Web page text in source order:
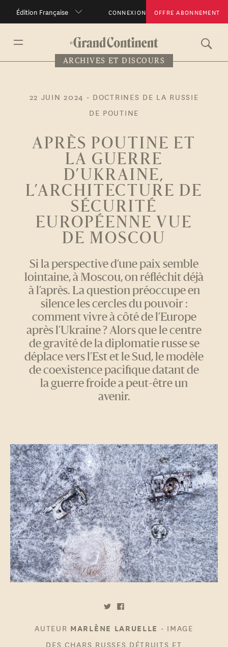
Édition Française CONNEXION OFFRE ABONNEMENT
ARCHIVES ET DISCOURS
22 JUIN 2024 • DOCTRINES DE LA RUSSIE
DE POUTINE
APRÈS POUTINE ET
LA GUERRE
D’UKRAINE,
L’ARCHITECTURE DE
SÉCURITÉ
EUROPÉENNE VUE
DE MOSCOU
Si la perspective d’une paix semble
lointaine, à Moscou, on réfléchit déjà
à l’après. La question préoccupe en
silence les cercles du pouvoir :
comment vivre à côté de l’Europe
après l’Ukraine ? Alors que le centre
de gravité de la diplomatie russe se
déplace vers l’Est et le Sud, le modèle
de coexistence pacifique datant de
la guerre froide a peut-être un
avenir.
AUTEUR MARLÈNE LARUELLE • IMAGE
DES CHARS RUSSES DÉTRUITS ET